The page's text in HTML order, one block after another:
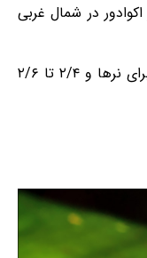
در شمال غربی
بدن به درازای ۲/۱ تا ۲/۳ سانتی‌متر برای نرها و ۲/۴ تا ۲/۶